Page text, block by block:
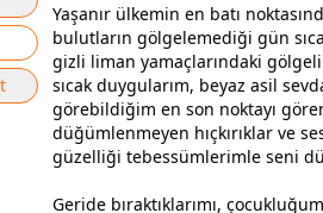
Yaşanır ülkemin en batı
bulutların gölgelemediği gün
gizli liman yamaçlarındaki
sıcak duygularım, beyaz asil
görebildiğim en son noktayı
düğümlenmeyen hıçkırıklar ve
güzelliği tebessümlerimle seni
Geride bıraktıklarımı,